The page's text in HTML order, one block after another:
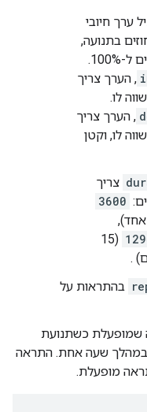
ערך חיובי
בתנועה,
מתאים ל-100%.
, הערך צריך
(0%) או שווה לו.
, הערך צריך
מ-0.0 (0%) או שווה לו, וקטן
צריך
3600
אחד),
(15
בהתראות על
שמופעלת כשתנועת
הגולשים בארגון ובסביבה גדלה ב-50% במהלך שעה אחת. התראה